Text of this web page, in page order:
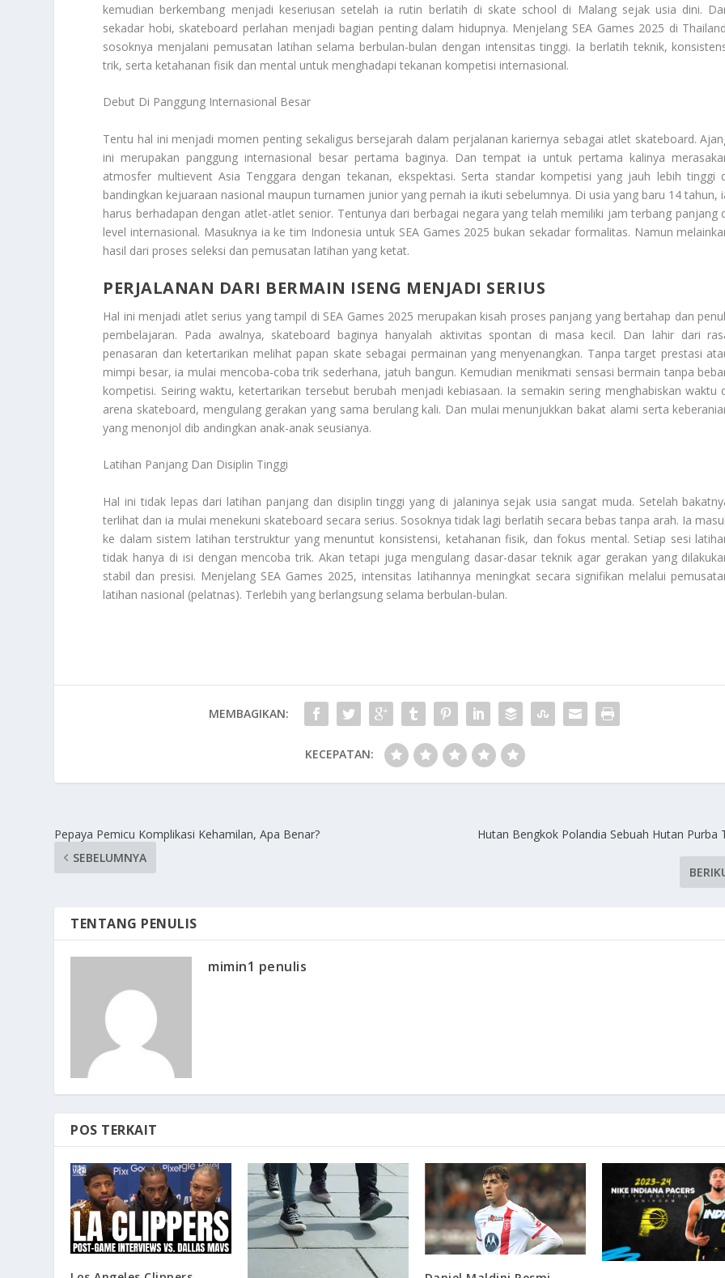
kemudian berkembang menjadi keseriusan setelah ia rutin berlatih di skate school di Malang sejak usia dini.
sekadar hobi, skateboard perlahan menjadi bagian penting dalam hidupnya. Menjelang SEA Games 2025 di
sosoknya menjalani pemusatan latihan selama berbulan-bulan dengan intensitas tinggi. Ia berlatih teknik,
trik, serta ketahanan fisik dan mental untuk menghadapi tekanan kompetisi internasional.
Debut Di Panggung Internasional Besar
Tentu hal ini menjadi momen penting sekaligus bersejarah dalam perjalanan kariernya sebagai atlet skateboard.
ini merupakan panggung internasional besar pertama baginya. Dan tempat ia untuk pertama kalinya
atmosfer multievent Asia Tenggara dengan tekanan, ekspektasi. Serta standar kompetisi yang jauh lebih tinggi
bandingkan kejuaraan nasional maupun turnamen junior yang pernah ia ikuti sebelumnya. Di usia yang baru 14 tahun,
harus berhadapan dengan atlet-atlet senior. Tentunya dari berbagai negara yang telah memiliki jam terbang panjang
level internasional. Masuknya ia ke tim Indonesia untuk SEA Games 2025 bukan sekadar formalitas. Namun
hasil dari proses seleksi dan pemusatan latihan yang ketat.
PERJALANAN DARI BERMAIN ISENG MENJADI SERIUS
Hal ini menjadi atlet serius yang tampil di SEA Games 2025 merupakan kisah proses panjang yang bertahap dan
pembelajaran. Pada awalnya, skateboard baginya hanyalah aktivitas spontan di masa kecil. Dan lahir dari
penasaran dan ketertarikan melihat papan skate sebagai permainan yang menyenangkan. Tanpa target prestasi
mimpi besar, ia mulai mencoba-coba trik sederhana, jatuh bangun. Kemudian menikmati sensasi bermain tanpa
kompetisi. Seiring waktu, ketertarikan tersebut berubah menjadi kebiasaan. Ia semakin sering menghabiskan waktu
arena skateboard, mengulang gerakan yang sama berulang kali. Dan mulai menunjukkan bakat alami serta
yang menonjol dib andingkan anak-anak seusianya.
Latihan Panjang Dan Disiplin Tinggi
Hal ini tidak lepas dari latihan panjang dan disiplin tinggi yang di jalaninya sejak usia sangat muda. Setelah
terlihat dan ia mulai menekuni skateboard secara serius. Sosoknya tidak lagi berlatih secara bebas tanpa arah. Ia
ke dalam sistem latihan terstruktur yang menuntut konsistensi, ketahanan fisik, dan fokus mental. Setiap sesi
tidak hanya di isi dengan mencoba trik. Akan tetapi juga mengulang dasar-dasar teknik agar gerakan yang
stabil dan presisi. Menjelang SEA Games 2025, intensitas latihannya meningkat secara signifikan melalui
latihan nasional (pelatnas). Terlebih yang berlangsung selama berbulan-bulan.
MEMBAGIKAN:
KECEPATAN:
Pepaya Pemicu Komplikasi Kehamilan, Apa Benar?
SEBELUMNYA
Hutan Bengkok Polandia Sebuah Hutan Purba
TENTANG PENULIS
mimin1 penulis
POS TERKAIT